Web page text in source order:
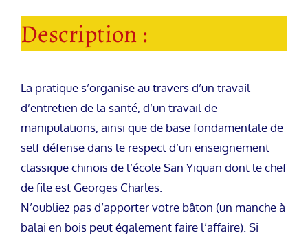
Description :
La pratique s’organise au travers d’un travail
d’entretien de la santé, d’un travail de
manipulations, ainsi que de base fondamentale de
self défense dans le respect d’un enseignement
classique chinois de l’école San Yiquan dont le chef
de file est Georges Charles.
N’oubliez pas d’apporter votre bâton (un manche à
balai en bois peut également faire l’affaire). Si